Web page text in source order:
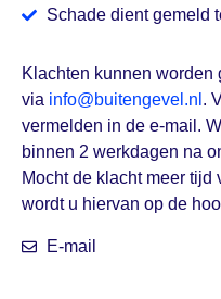
Schade dient gemeld
Klachten kunnen worden
via info@buitengevel.nl .
vermelden in de e-mail.
binnen 2 werkdagen na
Mocht de klacht meer
wordt u hiervan op de
E-mail